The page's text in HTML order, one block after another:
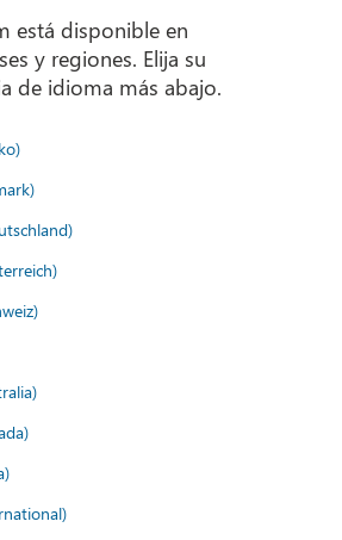
está disponible en
y regiones. Elija su
de idioma más abajo.